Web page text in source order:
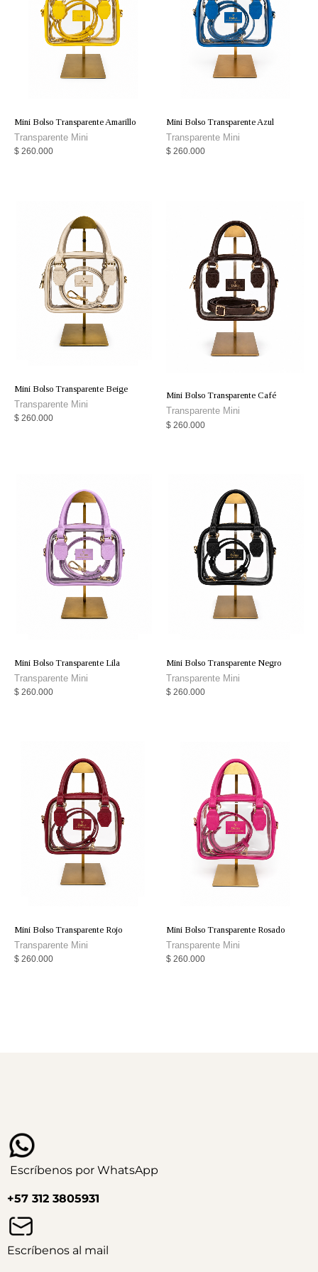
Mini Bolso Transparente Amarillo
Transparente Mini
$ 260.000
Mini Bolso Transparente Azul
Transparente Mini
$ 260.000
Mini Bolso Transparente Beige
Transparente Mini
$ 260.000
Mini Bolso Transparente Café
Transparente Mini
$ 260.000
Mini Bolso Transparente Lila
Transparente Mini
$ 260.000
Mini Bolso Transparente Negro
Transparente Mini
$ 260.000
Mini Bolso Transparente Rojo
Transparente Mini
$ 260.000
Mini Bolso Transparente Rosado
Transparente Mini
$ 260.000
Escríbenos por WhatsApp
+57 312 3805931
Escríbenos al mail